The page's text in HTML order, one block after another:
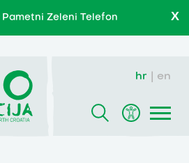
Zeleni Telefon X
hr en